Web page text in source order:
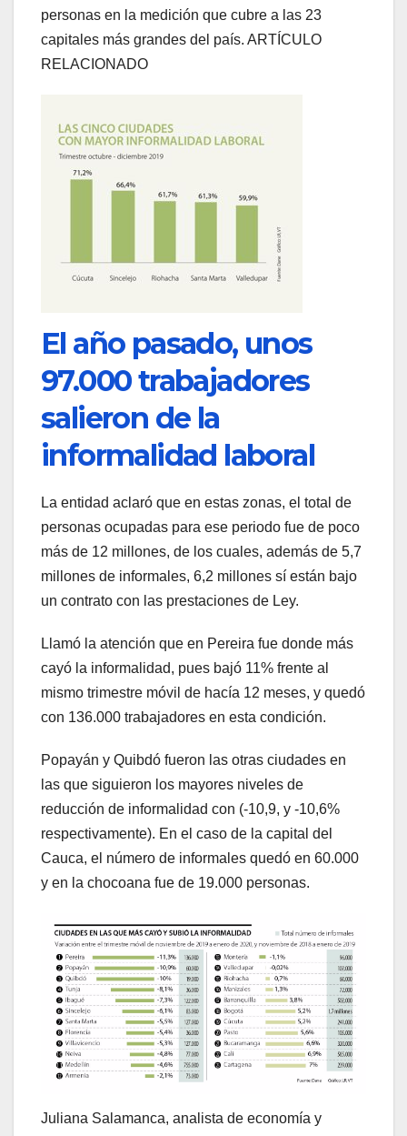
personas en la medición que cubre a las 23
capitales más grandes del país. ARTÍCULO
RELACIONADO
El año pasado, unos
97.000 trabajadores
salieron de la
informalidad laboral
La entidad aclaró que en estas zonas, el total de
personas ocupadas para ese periodo fue de poco
más de 12 millones, de los cuales, además de 5,7
millones de informales, 6,2 millones sí están bajo
un contrato con las prestaciones de Ley.
Llamó la atención que en Pereira fue donde más
cayó la informalidad, pues bajó 11% frente al
mismo trimestre móvil de hacía 12 meses, y quedó
con 136.000 trabajadores en esta condición.
Popayán y Quibdó fueron las otras ciudades en
las que siguieron los mayores niveles de
reducción de informalidad con (-10,9, y -10,6%
respectivamente). En el caso de la capital del
Cauca, el número de informales quedó en 60.000
y en la chocoana fue de 19.000 personas.
Juliana Salamanca, analista de economía y